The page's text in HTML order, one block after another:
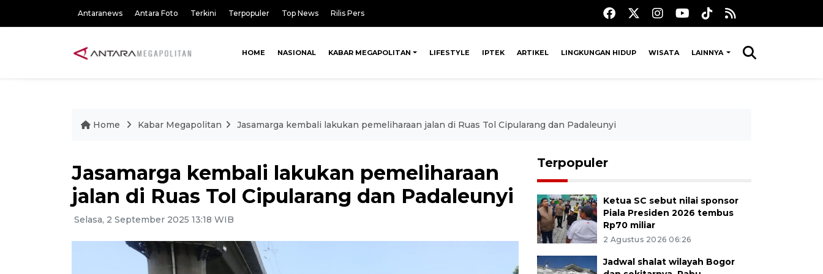
Antaranews Antara Foto Terkini Terpopuler Top News Rilis Pers
HOME NASIONAL KABAR MEGAPOLITAN LIFESTYLE IPTEK ARTIKEL LINGKUNGAN HIDUP WISATA LAINNYA
Home Kabar Megapolitan Jasamarga kembali lakukan pemeliharaan jalan di Ruas Tol Cipularang dan Padaleunyi
Jasamarga kembali lakukan pemeliharaan
jalan di Ruas Tol Cipularang dan Padaleunyi
Selasa, 2 September 2025 13:18 WIB
Terpopuler
Ketua SC sebut nilai sponsor
Piala Presiden 2026 tembus
Rp70 miliar
2 Agustus 2026 06:26
Jadwal shalat wilayah Bogor